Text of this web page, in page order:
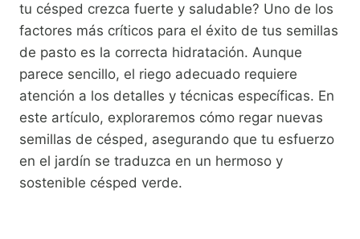
tu césped crezca fuerte y saludable? Uno de los
factores más críticos para el éxito de tus semillas
de pasto es la correcta hidratación. Aunque
parece sencillo, el riego adecuado requiere
atención a los detalles y técnicas específicas. En
este artículo, exploraremos cómo regar nuevas
semillas de césped, asegurando que tu esfuerzo
en el jardín se traduzca en un hermoso y
sostenible césped verde.